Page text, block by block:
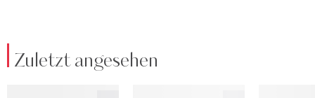
Zuletzt angesehen